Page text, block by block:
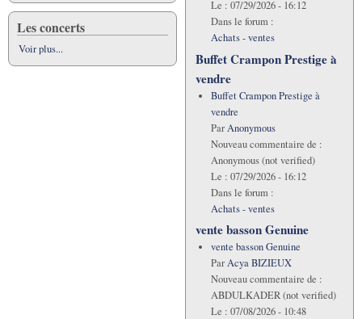
Les concerts
Voir plus...
Le : 07/29/2026 - 16:12
Dans le forum :
Achats - ventes
Buffet Crampon Prestige à
vendre
Buffet Crampon Prestige à
vendre
ParAnonymous
Nouveau commentaire de :
Anonymous (not verified)
Le : 07/29/2026 - 16:12
Dans le forum :
Achats - ventes
vente basson Genuine
vente basson Genuine
ParAcya BIZIEUX
Nouveau commentaire de :
ABDULKADER (not verified)
Le : 07/08/2026 - 10:48